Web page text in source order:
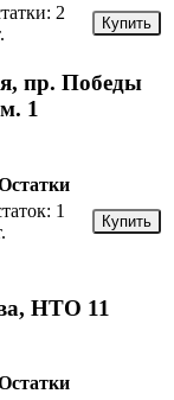
2
Купить
пр. Победы
1
1
Купить
НТО 11